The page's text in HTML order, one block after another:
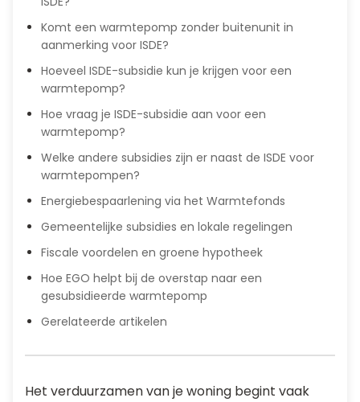
Komt een warmtepomp zonder buitenunit in
aanmerking voor ISDE?
Hoeveel ISDE-subsidie kun je krijgen voor een
warmtepomp?
Hoe vraag je ISDE-subsidie aan voor een
warmtepomp?
Welke andere subsidies zijn er naast de ISDE voor
warmtepompen?
Energiebespaarlening via het Warmtefonds
Gemeentelijke subsidies en lokale regelingen
Fiscale voordelen en groene hypotheek
Hoe EGO helpt bij de overstap naar een
gesubsidieerde warmtepomp
Gerelateerde artikelen
Het verduurzamen van je woning begint vaak